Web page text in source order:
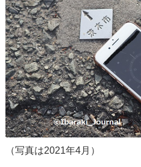
（写真は2021年4月）